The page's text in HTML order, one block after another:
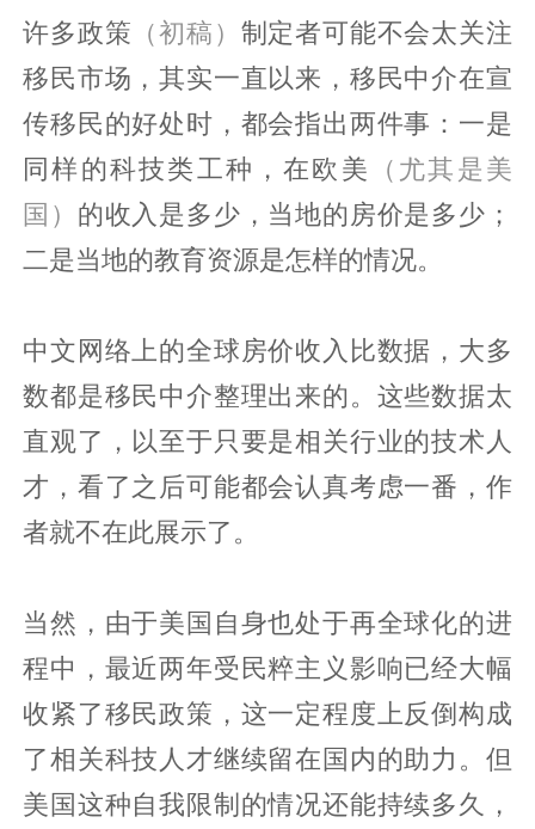
许多政策 （初稿） 制定者可能不会太关注
移民市场，其实一直以来，移民中介在宣
传移民的好处时，都会指出两件事：一是
同样的科技类工种，在欧美
（尤其是美
国） 的收入是多少，当地的房价是多少；
二是当地的教育资源是怎样的情况。
中文网络上的全球房价收入比数据，大多
数都是移民中介整理出来的。这些数据太
直观了，以至于只要是相关行业的技术人
才，看了之后可能都会认真考虑一番，作
者就不在此展示了。
当然，由于美国自身也处于再全球化的进
程中，最近两年受民粹主义影响已经大幅
收紧了移民政策，这一定程度上反倒构成
了相关科技人才继续留在国内的助力。但
美国这种自我限制的情况还能持续多久，